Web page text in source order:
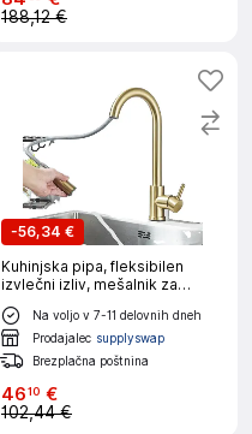
188,12 €
-56,34 €
Kuhinjska pipa, fleksibilen
izvlečni izliv, mešalnik za
hladno in toplo vodo, brušeno
zlatoNa voljo v 7-11 delovnih dneh
Prodajalec supplyswap
Brezplačna poštnina
4610 €
102,44 €